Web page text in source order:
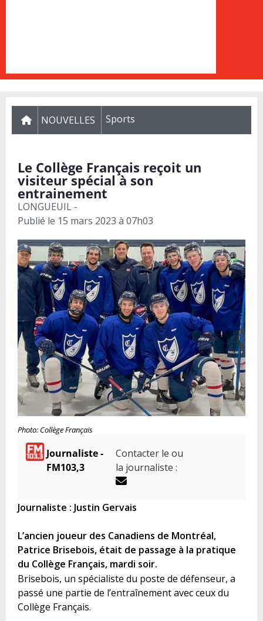
NOUVELLES Sports
Le Collège Français reçoit un
visiteur spécial à son
entrainement
LONGUEUIL -
Publié le 15 mars 2023 à 07h03
Photo: Collège Français
Journaliste -
FM103,3
Contacter le ou
la journaliste :
Journaliste : Justin Gervais
L’ancien joueur des Canadiens de Montréal,
Patrice Brisebois, était de passage à la pratique
du Collège Français, mardi soir.
Brisebois, un spécialiste du poste de défenseur, a
passé une partie de l’entraînement avec ceux du
Collège Français.